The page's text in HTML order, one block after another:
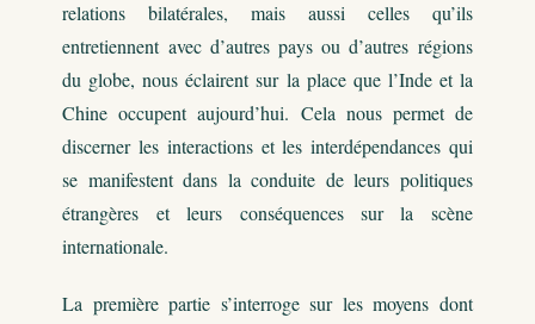
relations bilatérales, mais aussi celles qu’ils
entretiennent avec d’autres pays ou d’autres régions
du globe, nous éclairent sur la place que l’Inde et la
Chine occupent aujourd’hui. Cela nous permet de
discerner les interactions et les interdépendances qui
se manifestent dans la conduite de leurs politiques
étrangères et leurs conséquences sur la scène
internationale.
La première partie s’interroge sur les moyens dont